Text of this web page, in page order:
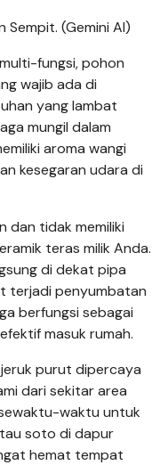
Sempit. (Gemini AI)
fungsi, pohon
wajib ada di
yang lambat
mungil dalam
aroma wangi
kesegaran udara di
dan tidak memiliki
teras milik Anda.
di dekat pipa
terjadi penyumbatan
berfungsi sebagai
masuk rumah.
purut dipercaya
dari sekitar area
waktu untuk
soto di dapur
hemat tempat